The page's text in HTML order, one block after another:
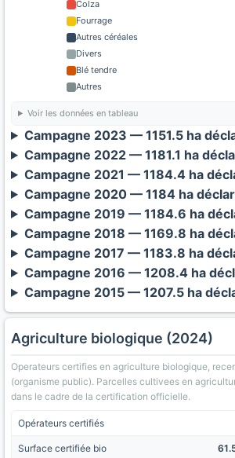
Colza
Fourrage
Autres céréales
Divers
Blé tendre
Autres
Voir les données en tableau
Campagne 2023 — 1151.5 ha
Campagne 2022 — 1181.1 ha
Campagne 2021 — 1184.4 ha
Campagne 2020 — 1184 ha
Campagne 2019 — 1184.6 ha
Campagne 2018 — 1169.8 ha
Campagne 2017 — 1183.8 ha
Campagne 2016 — 1208.4 ha
Campagne 2015 — 1207.5 ha
Agriculture biologique (2024)
Operateurs certifies en agriculture biologique,
(organisme public). Parcelles cultivees en
dans le cadre de la certification officielle.
Opérateurs certifiés
Surface certifiée bio